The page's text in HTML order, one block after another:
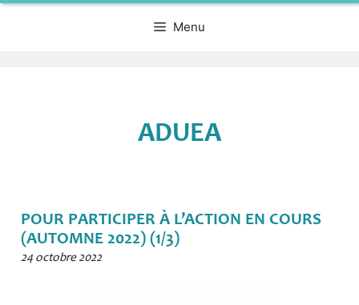
Menu
ADUEA
POUR PARTICIPER À L’ACTION EN COURS
(AUTOMNE 2022) (1/3)
24 octobre 2022